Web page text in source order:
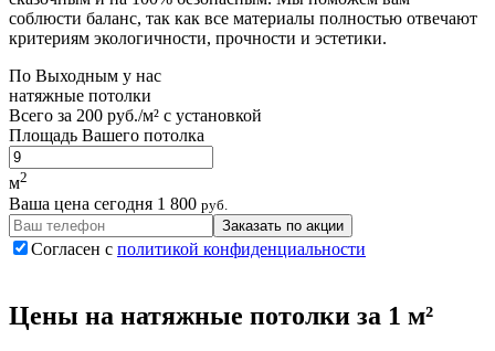
соблюсти баланс, так как все материалы полностью отвечают
критериям экологичности, прочности и эстетики.
По Выходным у нас
натяжные потолки
Всего за 200 руб./м² с установкой
Площадь Вашего потолка
м2
Ваша цена сегодня 1 800 руб.
Заказать по акции
Согласен с политикой конфиденциальности
Цены на натяжные потолки за 1 м²